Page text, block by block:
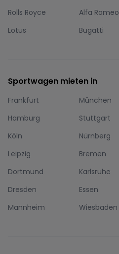
Rolls Royce
Alfa Romeo
Lotus
Bugatti
Sportwagen mieten in
Frankfurt München
Hamburg
Stuttgart
Köln
Nürnberg
Leipzig
Bremen
Dortmund
Karlsruhe
Dresden
Essen
Mannheim
Wiesbaden